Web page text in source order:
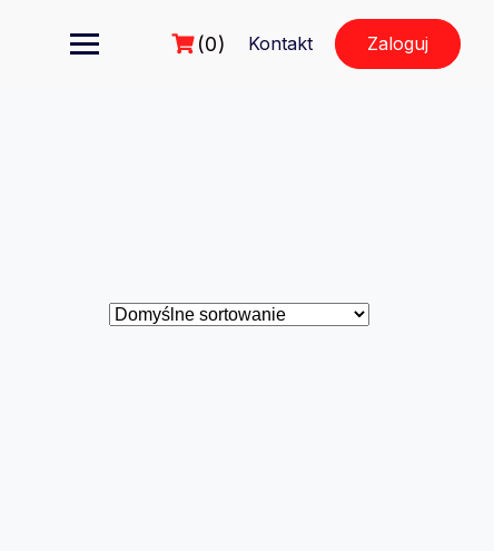
(0) Kontakt Zaloguj